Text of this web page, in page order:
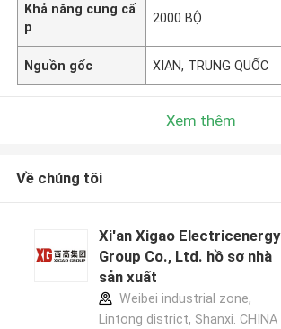
Khả năng cung cấ
p
2000 BỘ
Nguồn gốc XIAN, TRUNG QUỐC
Xem thêm
Về chúng tôi
Xi'an Xigao Electricenergy
Group Co., Ltd. hồ sơ nhà
sản xuất
Weibei industrial zone,
Lintong district, Shanxi. CHINA